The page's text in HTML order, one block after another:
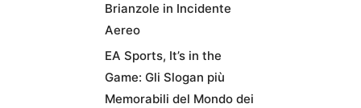
Brianzole in Incidente
Aereo
EA Sports, It’s in the
Game: Gli Slogan più
Memorabili del Mondo dei